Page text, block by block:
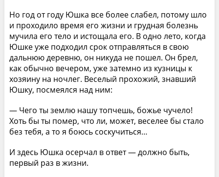
Но год от году Юшка все более слабел, потому шло
и проходило время его жизни и грудная болезнь
мучила его тело и истощала его. В одно лето, когда
Юшке уже подходил срок отправляться в свою
дальнюю деревню, он никуда не пошел. Он брел,
как обычно вечером, уже затемно из кузницы к
хозяину на ночлег. Веселый прохожий, знавший
Юшку, посмеялся над ним:
— Чего ты землю нашу топчешь, божье чучело!
Хоть бы ты помер, что ли, может, веселее бы стало
без тебя, а то я боюсь соскучиться…
И здесь Юшка осерчал в ответ — должно быть,
первый раз в жизни.